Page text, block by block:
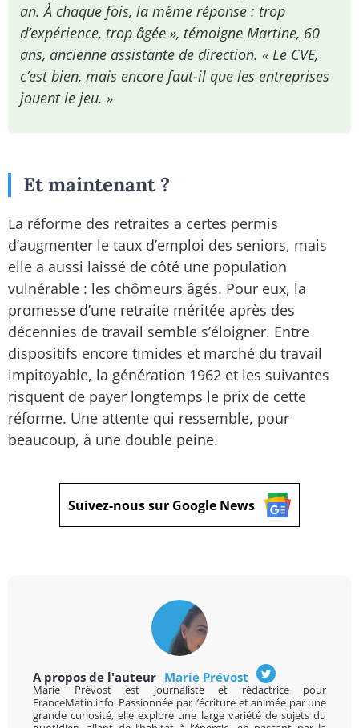
an. À chaque fois, la même réponse : trop
d’expérience, trop âgée », témoigne Martine, 60
ans, ancienne assistante de direction. « Le CVE,
c’est bien, mais encore faut-il que les entreprises
jouent le jeu. »
Et maintenant ?
La réforme des retraites a certes permis
d’augmenter le taux d’emploi des seniors, mais
elle a aussi laissé de côté une population
vulnérable : les chômeurs âgés. Pour eux, la
promesse d’une retraite méritée après des
décennies de travail semble s’éloigner. Entre
dispositifs encore timides et marché du travail
impitoyable, la génération 1962 et les suivantes
risquent de payer longtemps le prix de cette
réforme. Une attente qui ressemble, pour
beaucoup, à une double peine.
Suivez-nous sur Google News
A propos de l'auteur Marie Prévost
Marie Prévost est journaliste et rédactrice pour
FranceMatin.info. Passionnée par l’écriture et animée par une
grande curiosité, elle explore une large variété de sujets du